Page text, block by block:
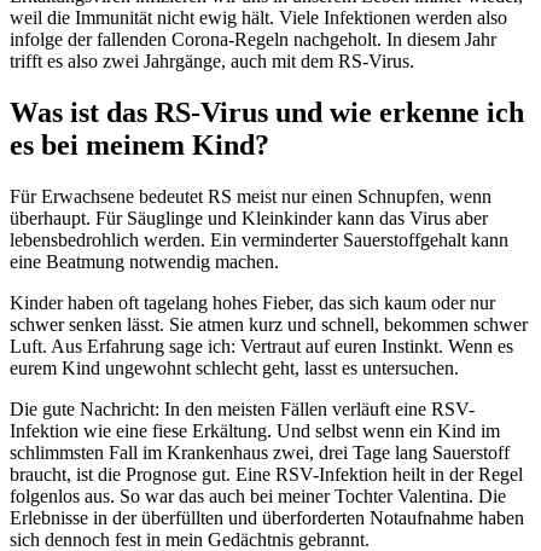
weil die Immunität nicht ewig hält. Viele Infektionen werden also
infolge der fallenden Corona-Regeln nachgeholt. In diesem Jahr
trifft es also zwei Jahrgänge, auch mit dem RS-Virus.
Was ist das RS-Virus und wie erkenne ich
es bei meinem Kind?
Für Erwachsene bedeutet RS meist nur einen Schnupfen, wenn
überhaupt. Für Säuglinge und Kleinkinder kann das Virus aber
lebensbedrohlich werden. Ein verminderter Sauerstoffgehalt kann
eine Beatmung notwendig machen.
Kinder haben oft tagelang hohes Fieber, das sich kaum oder nur
schwer senken lässt. Sie atmen kurz und schnell, bekommen schwer
Luft. Aus Erfahrung sage ich: Vertraut auf euren Instinkt. Wenn es
eurem Kind ungewohnt schlecht geht, lasst es untersuchen.
Die gute Nachricht: In den meisten Fällen verläuft eine RSV-
Infektion wie eine fiese Erkältung. Und selbst wenn ein Kind im
schlimmsten Fall im Krankenhaus zwei, drei Tage lang Sauerstoff
braucht, ist die Prognose gut. Eine RSV-Infektion heilt in der Regel
folgenlos aus. So war das auch bei meiner Tochter Valentina. Die
Erlebnisse in der überfüllten und überforderten Notaufnahme haben
sich dennoch fest in mein Gedächtnis gebrannt.